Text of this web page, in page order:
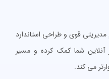
قوی و طراحی استاندارد
شما کمک کرده و مسیر
می کند.